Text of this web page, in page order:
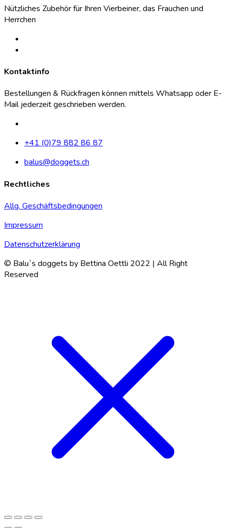
Nützliches Zubehör für Ihren Vierbeiner, das Frauchen und
Herrchen
Kontaktinfo
Bestellungen & Rückfragen können mittels Whatsapp oder E-
Mail jederzeit geschrieben werden.
+41 (0)79 882 86 87
balus@doggets.ch
Rechtliches
Allg. Geschäftsbedingungen
Impressum
Datenschutzerklärung
© Balu`s doggets by Bettina Oettli 2022 | All Right
Reserved